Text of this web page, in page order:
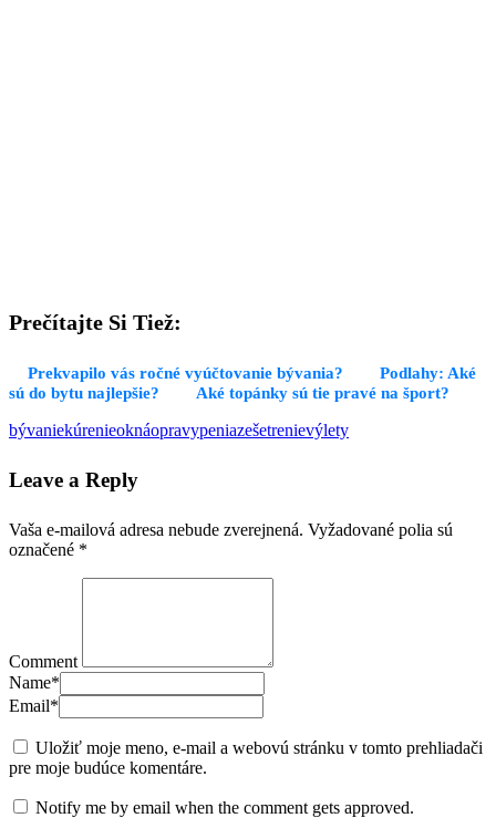
Prečítajte Si Tiež:
Prekvapilo vás ročné vyúčtovanie bývania?
Podlahy: Aké
sú do bytu najlepšie?
Aké topánky sú tie pravé na šport?
bývaniekúrenieoknáopravypeniazešetrenievýlety
Leave a Reply
Vaša e-mailová adresa nebude zverejnená. Vyžadované polia sú
označené *
Comment
Name*
Email*
Uložiť moje meno, e-mail a webovú stránku v tomto prehliadači
pre moje budúce komentáre.
Notify me by email when the comment gets approved.